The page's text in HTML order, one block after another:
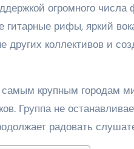
огромного
рифы, яркий
коллективов и
крупным городам
Группа не
радовать